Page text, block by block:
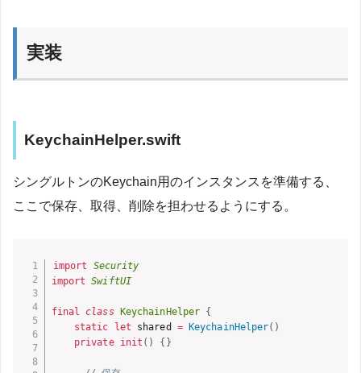
実装
KeychainHelper.swift
シングルトンのKeychain用のインスタンスを準備する、
ここで保存、取得、削除を担わせるようにする。
import
Security
import SwiftUI
final class KeychainHelper {
static
let shared = KeychainHelper( )
private init ( ) { }